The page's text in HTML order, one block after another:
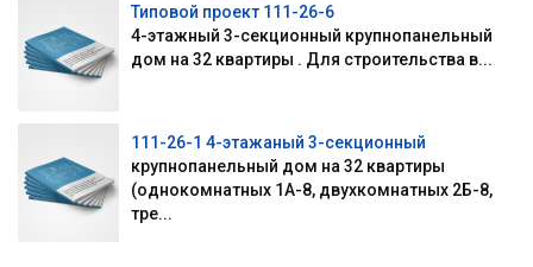
Типовой проект 111-26-6
4-этажный 3-секционный крупнопанельный
дом на 32 квартиры . Для строительства в...
111-26-1 4-этажаный 3-секционный
крупнопанельный дом на 32 квартиры
(однокомнатных 1А-8, двухкомнатных 2Б-8,
тре...